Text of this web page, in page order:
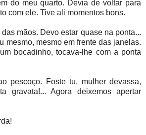
do meu quarto. Devia de voltar para
com ele. Tive ali momentos bons.
mãos. Devo estar quase na ponta...
mesmo, mesmo em frente das janelas.
bocadinho, tocava-lhe com a ponta
pescoço. Foste tu, mulher devassa,
gravata!... Agora deixemos apertar